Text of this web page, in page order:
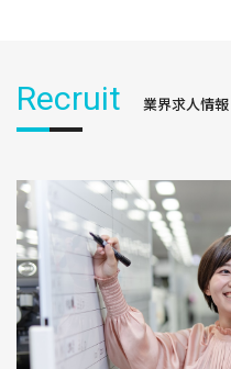
Recruit 業界求人情報